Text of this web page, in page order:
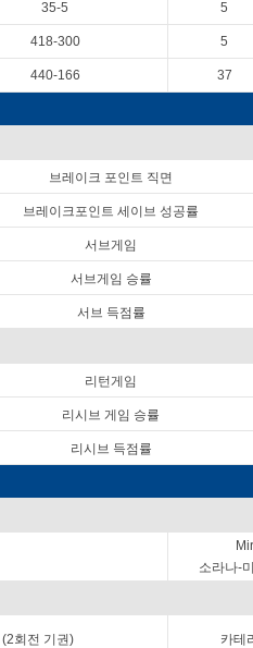
35-5 5
418-300
5
440-166 37
브레이크 포인트 직면
브레이크포인트 세이브 성공률
서브게임
서브게임 승률
서브 득점률
리턴게임
리시브 게임 승률
리시브 득점률
소라나-
(2회전 기권) 카테